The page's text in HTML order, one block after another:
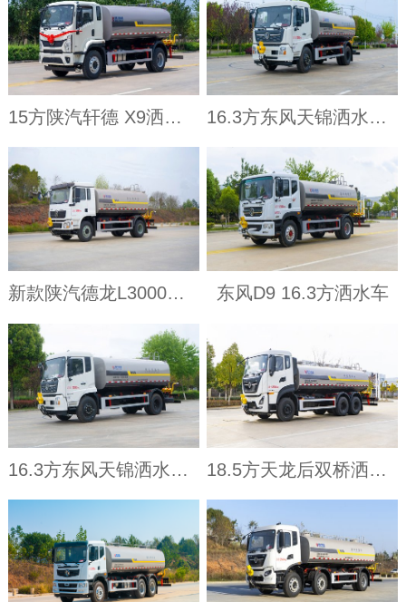
15方陕汽轩德 X9洒水车（4500） 16.3方东风天锦洒水车（4700）
新款陕汽德龙L3000洒水车 东风D9 16.3方洒水车
16.3方东风天锦洒水车（4700） 18.5方天龙后双桥洒水车